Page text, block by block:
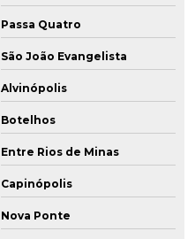
Passa Quatro
São João Evangelista
Alvinópolis
Botelhos
Entre Rios de Minas
Capinópolis
Nova Ponte